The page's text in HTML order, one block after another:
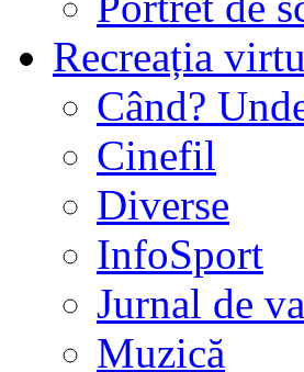
Recreația
Când?
Cinefil
Diverse
InfoSport
Jurnal de
Muzică